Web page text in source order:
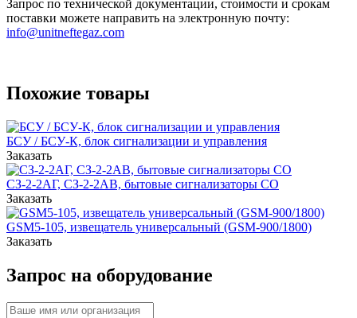
Запрос по технической документации, стоимости и срокам
поставки можете направить на электронную почту:
info@unitneftegaz.com
Похожие товары
БСУ / БСУ-К, блок сигнализации и управления
Заказать
СЗ-2-2АГ, СЗ-2-2АВ, бытовые сигнализаторы CO
Заказать
GSM5-105, извещатель универсальный (GSM-900/1800)
Заказать
Запрос на оборудование